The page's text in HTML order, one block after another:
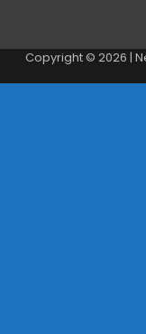
Copyright © 2026 |